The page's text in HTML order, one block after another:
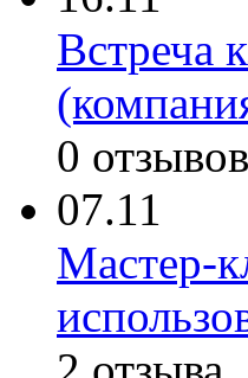
Встреча
0 отзывов
07.11
Мастер-